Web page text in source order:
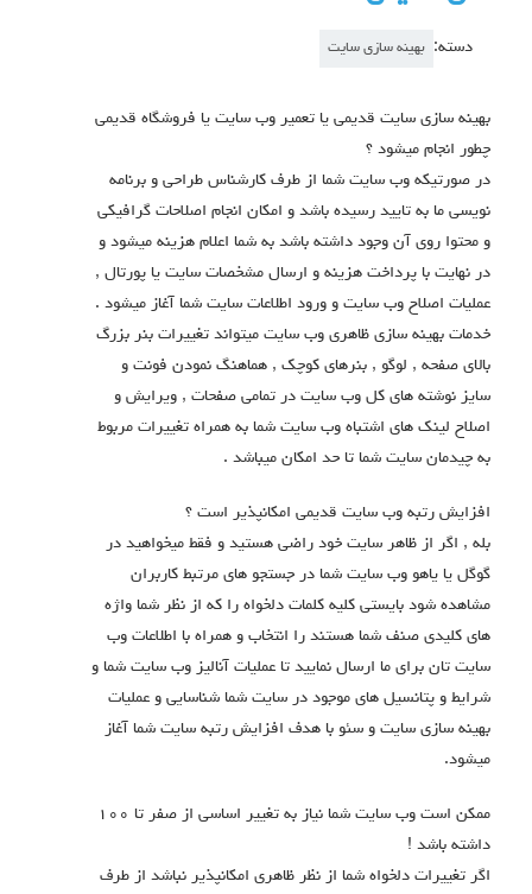
دسته: بهینه سازی سایت
بهینه سازی سایت قدیمی یا تعمیر وب سایت یا فروشگاه قدیمی
چطور انجام میشود ؟
در صورتیکه وب سایت شما از طرف کارشناس طراحی و برنامه
نویسی ما به تایید رسیده باشد و امکان انجام اصلاحات گرافیکی
و محتوا روی آن وجود داشته باشد به شما اعلام هزینه میشود و
در نهایت با پرداخت هزینه و ارسال مشخصات سایت یا پورتال ,
عملیات اصلاح وب سایت و ورود اطلاعات سایت شما آغاز میشود .
خدمات بهینه سازی ظاهری وب سایت میتواند تغییرات بنر بزرگ
بالای صفحه , لوگو , بنرهای کوچک , هماهنگ نمودن فونت و
سایز نوشته های کل وب سایت در تمامی صفحات , ویرایش و
اصلاح لینک های اشتباه وب سایت شما به همراه تغییرات مربوط
به چیدمان سایت شما تا حد امکان میباشد .
افزایش رتبه وب سایت قدیمی امکانپذیر است ؟
بله , اگر از ظاهر سایت خود راضی هستید و فقط میخواهید در
گوگل یا یاهو وب سایت شما در جستجو های مرتبط کاربران
مشاهده شود بایستی کلیه کلمات دلخواه را که از نظر شما واژه
های کلیدی صنف شما هستند را انتخاب و همراه با اطلاعات وب
سایت تان برای ما ارسال نمایید تا عملیات آنالیز وب سایت شما و
شرایط و پتانسیل های موجود در سایت شما شناسایی و عملیات
بهینه سازی سایت و سئو با هدف افزایش رتبه سایت شما آغاز
میشود.
ممکن است وب سایت شما نیاز به تغییر اساسی از صفر تا ۱۰۰
داشته باشد !
اگر تغییرات دلخواه شما از نظر ظاهری امکانپذیر نباشد از طرف